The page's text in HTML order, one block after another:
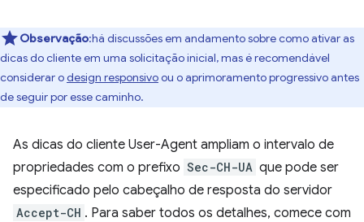
Observação:há discussões em andamento sobre como ativar as
dicas do cliente em uma solicitação inicial, mas é recomendável
considerar odesign responsivoou o aprimoramento progressivo antes
de seguir por esse caminho.
As dicas do cliente User-Agent ampliam o intervalo de
propriedades com o prefixo Sec-CH-UA que pode ser
especificado pelo cabeçalho de resposta do servidor
Accept-CH . Para saber todos os detalhes, comece com